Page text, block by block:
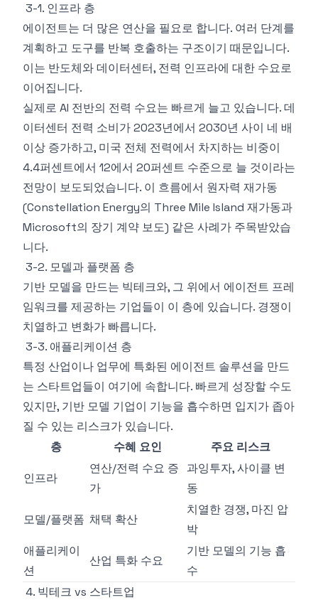
3-1. 인프라 층
에이전트는 더 많은 연산을 필요로 합니다. 여러 단계를
계획하고 도구를 반복 호출하는 구조이기 때문입니다.
이는 반도체와 데이터센터, 전력 인프라에 대한 수요로
이어집니다.
실제로 AI 전반의 전력 수요는 빠르게 늘고 있습니다. 데
이터센터 전력 소비가 2023년에서 2030년 사이 네 배
이상 증가하고, 미국 전체 전력에서 차지하는 비중이
4.4퍼센트에서 12에서 20퍼센트 수준으로 늘 것이라는
전망이 보도되었습니다. 이 흐름에서 원자력 재가동
(Constellation Energy의 Three Mile Island 재가동과
Microsoft의 장기 계약 보도) 같은 사례가 주목받았습
니다.
3-2. 모델과 플랫폼 층
기반 모델을 만드는 빅테크와, 그 위에서 에이전트 프레
임워크를 제공하는 기업들이 이 층에 있습니다. 경쟁이
치열하고 변화가 빠릅니다.
3-3. 애플리케이션 층
특정 산업이나 업무에 특화된 에이전트 솔루션을 만드
는 스타트업들이 여기에 속합니다. 빠르게 성장할 수도
있지만, 기반 모델 기업이 기능을 흡수하면 입지가 좁아
질 수 있는 리스크가 있습니다.
층
수혜 요인 주요 리스크
인프라
연산/전력 수요 증
가
과잉투자, 사이클 변
동
모델/플랫폼 채택 확산
치열한 경쟁, 마진 압
박
애플리케이
션
산업 특화 수요
기반 모델의 기능 흡
수
4. 빅테크 vs 스타트업